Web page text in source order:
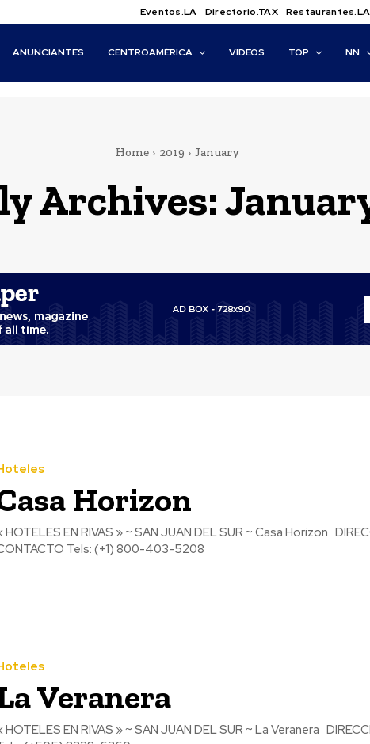
Eventos.LA Directorio.TAX Restaurantes.LA
ANUNCIANTES CENTROAMÉRICA VIDEOS TOP NN
Home 2019 January
Archives:
Horizon
EN RIVAS » ~ SAN JUAN DEL SUR ~ Casa Horizon DIRECCIÓN Playa Escameca. San Juan Del Sur, RIVAS 48600
Veranera
EN RIVAS » ~ SAN JUAN DEL SUR ~ La Veranera DIRECCIÓN Playa El Coco San Juan Del Sur, RIVAS CONTACTO